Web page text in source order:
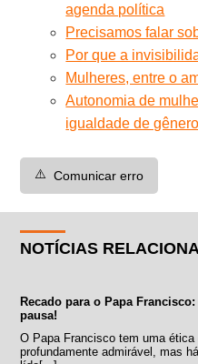
agenda política
Precisamos falar
Por que a
Mulheres, entre o
Autonomia de
igualdade de
⚠️ Comunicar erro
NOTÍCIAS
Recado para o Papa
pausa!
O Papa Francisco tem uma ética
profundamente admirável, mas